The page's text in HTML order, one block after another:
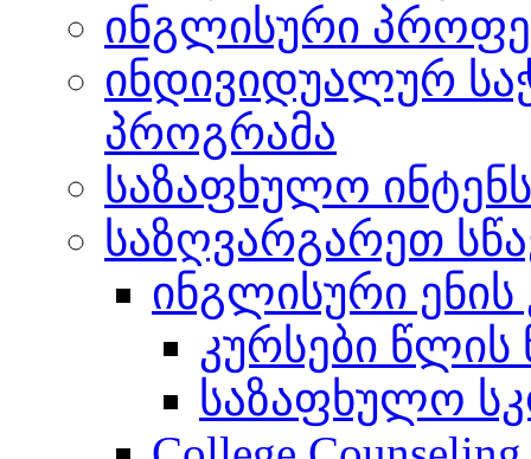
ინგლისური
ინდივიდუალურ
პროგრამა
საზაფხულო
საზღვარგარეთ
ინგლისური ენის
კურსები
საზაფხულო